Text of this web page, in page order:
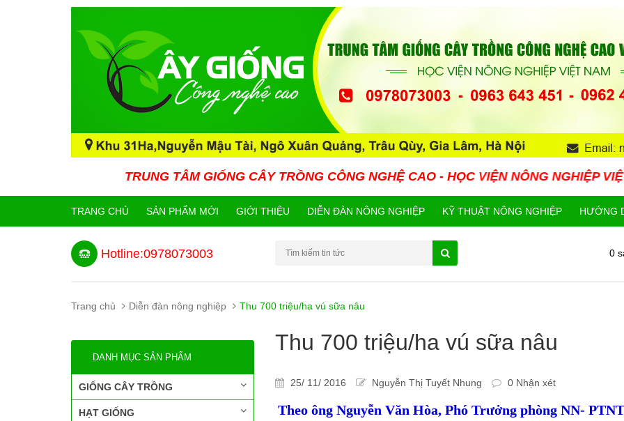
TRUNG TÂM GIỐNG CÂY TRỒNG CÔNG NGHỆ CAO - HỌC VIỆN NÔNG NGHIỆP VIỆT
TRANG CHỦ SẢN PHẨM MỚI GIỚI THIỆU DIỄN ĐÀN NÔNG NGHIỆP KỸ THUẬT NÔNG NGHIỆP HƯỚNG
Hotline:0978073003 0
Trang chủ Diễn đàn nông nghiệp Thu 700 triệu/ha vú sữa nâu
DANH MỤC SẢN PHẨM
GIỐNG CÂY TRỒNG
HẠT GIỐNG
Thu 700 triệu/ha vú sữa nâu
25/ 11/ 2016 Nguyễn Thị Tuyết Nhung 0 Nhận xét
Theo ông Nguyễn Văn Hòa, Phó Trưởng phòng NN-